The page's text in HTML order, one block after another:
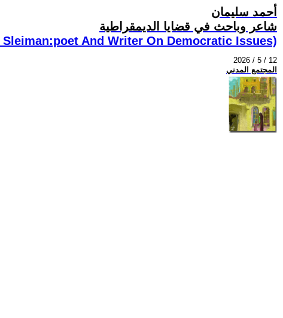
أحمد سليمان
شاعر وباحث في قضايا الديمقراطية
Sleiman:poet And Writer On Democratic Issues)
2026 / 5 / 12
المجتمع المدني